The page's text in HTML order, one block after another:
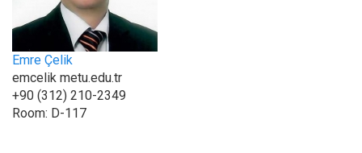
Emre Çelik
emcelik metu.edu.tr
+90 (312) 210-2349
Room: D-117